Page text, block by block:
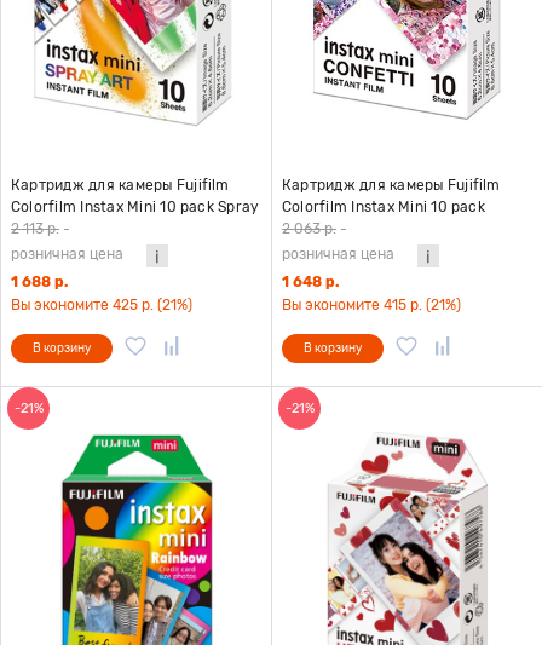
Картридж для камеры Fujifilm
Colorfilm Instax Mini 10 pack Spray
Art
2 113 р. -
розничная цена
1 688 р.
Вы экономите 425 р. (21%)
В корзину
Картридж для камеры Fujifilm
Colorfilm Instax Mini 10 pack
Confetti
2 063 р. -
розничная цена
1 648 р.
Вы экономите 415 р. (21%)
В корзину
-21% -21%